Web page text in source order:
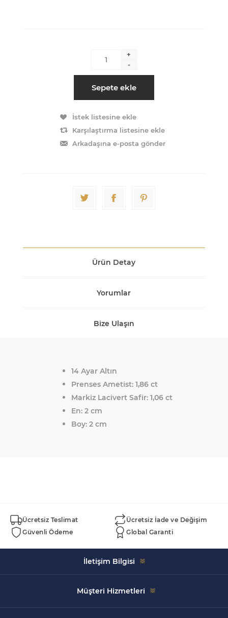
+
-
Sepete ekle
İstek listesine ekle
Karşılaştırma listesine ekle
Arkadaşına e-posta gönder
Ürün Detay
Yorumlar
Bize Ulaşın
14 Ayar Altın
Prenses Ametist:1,86 ct
Markiz Lacivert Safir:1,06 ct
En: 2 cm
Boy: 2 cm
Ücretsiz Teslimat
Ücretsiz İade ve Değişim
Güvenli Ödeme
Global Garanti
İletişim Bilgisi
İzmir
Müşteri Hizmetleri